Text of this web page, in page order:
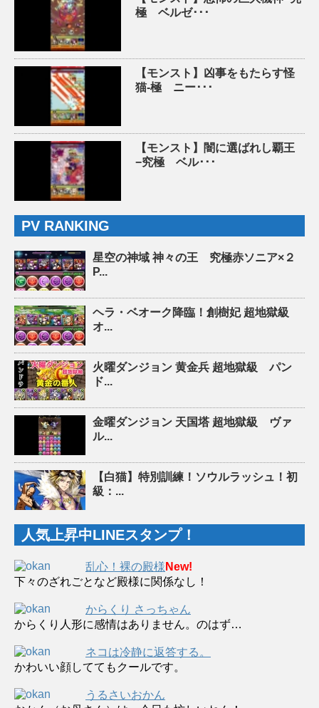
極 ベルゼ･･･
【モンスト】凶事をもたらす怪
猫-極 ニー･･･
【モンスト】闇に選ばれし覇王
−究極 ベル･･･
PV RANKING
星空の神域 神々の王 究極赤ソニア×２
P...
ヘラ・ベオーク降臨！創樹妃 超地獄級
オ...
火曜ダンジョン 黄金兵 超地獄級 パン
ド...
金曜ダンジョン 天国塔 超地獄級 ヴァ
ル...
【白猫】特別訓練！ソウルラッシュ！初
級：...
人気上昇中LINEスタンプ！
乱心！裸の殿様 New!
下々のざれごとなど殿様に関係なし！
からくり さっちゃん
からくり人形に感情はありません。のはず…
ネコは冷静に返答する。
かわいい顔しててもクールです。
うるさいおかん